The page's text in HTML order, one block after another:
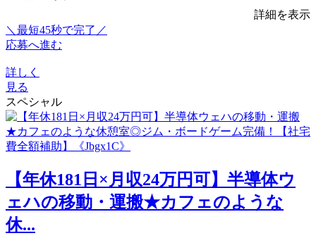
詳細を表示
＼最短45秒で完了／
応募へ進む
詳しく
見る
スペシャル
【年休181日×月収24万円可】半導体ウ
ェハの移動・運搬★カフェのような
休...